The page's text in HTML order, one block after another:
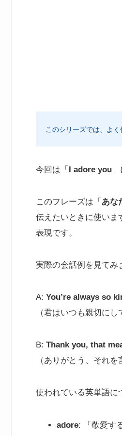
このシリーズでは、よ
今回は「 I adore you
このフレーズは「 あな
伝えたいときに使いま
表現です。
実際の会話例を見てみ
A: You’re always so
（君はいつも親切に
B: Thank you, that
（ありがとう、それを
使われている英単語に
adore: 「敬愛す